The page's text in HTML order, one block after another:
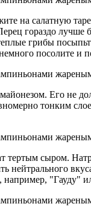
на салатную
гораздо лучше
грибы
посолите и
Его не
тонким
тертым сыром.
нейтрального
например, "Гауду"